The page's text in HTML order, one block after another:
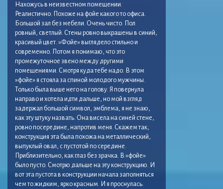
Нахожусь в неизвестном помещении.
Реалистично. Похоже на фойе какого то офиса.
Большой зал без мебели. Очень чисто. Пол
ровный, светлый. Стены ровно выкрашены в синий,
красивый цвет. »Фойе» выглядело стильно и
современно. Потом я понимаю, что это
промежуточное звено между другими
помещениями. Смотря куда тебе надо. В этом
»фойе» я стояла за спиной молодого мужчины.
Только была выше него на голову. Я повернула
направо и хотела идти дальше, но мой взгляд
задержал большой символ, эмблема, я не знаю,
как эту штуку назвать. Она висела на синей стене,
ровно посередине, напротив меня. Скажем так,
конструкция эта была похожа на металлический,
выпуклый овал, с пустотой по середине.
Приблизительно, как глаз без зрачка. В »фойе»
было пусто. Смотрю дальше на эту конструкцию. И
вот эта пустота в конструкции начала заполняться
чем то жидким, ярко красным. И я проснулась.